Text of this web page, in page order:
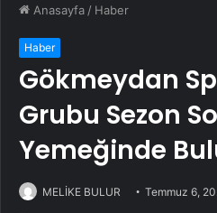
Anasayfa / Haber
Haber
Gökmeydan
Grubu Sezon
Yemeğinde
MELİKE BULUR Temmuz 6,